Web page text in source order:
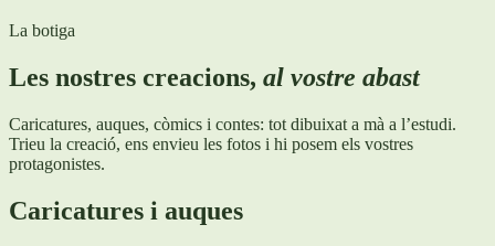
La botiga
Les nostres creacions, al vostre abast
Caricatures, auques, còmics i contes: tot dibuixat a mà a l’estudi.
Trieu la creació, ens envieu les fotos i hi posem els vostres
protagonistes.
Caricatures i auques